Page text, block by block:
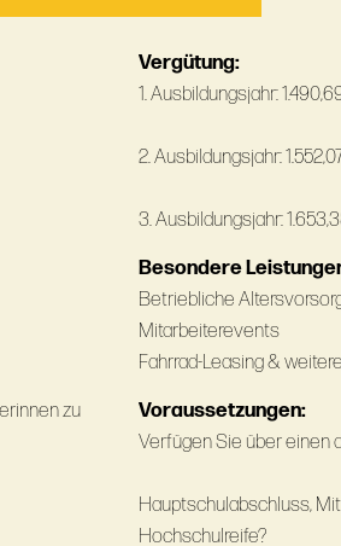
zu
Vergütung:
1. Ausbildungsjahr:
2. Ausbildungsjahr:
3. Ausbildungsjahr:
Besondere
Betriebliche
Mitarbeiterevents
Fahrrad-Leasing &
Voraussetzungen:
Verfügen Sie über einen
Hauptschulabschluss,
Hochschulreife?